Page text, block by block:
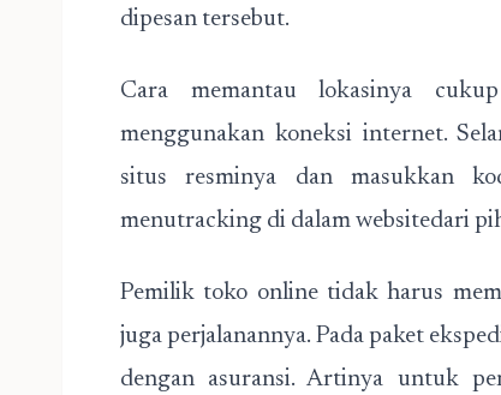
dipesan tersebut.
Cara memantau lokasinya
menggunakan koneksi internet.
situs resminya dan masukkan
menutracking di dalam websitedari
Pemilik toko online tidak harus
juga perjalanannya. Pada paket
dengan asuransi. Artinya untuk